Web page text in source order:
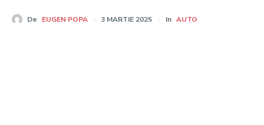
De EUGEN POPA 3 MARTIE 2025 In AUTO